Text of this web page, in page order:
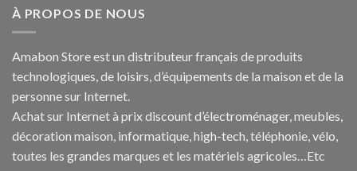
À PROPOS DE NOUS
Amabon Store est un distributeur français de produits
technologiques, de loisirs, d’équipements de la maison et de la
personne sur Internet.
Achat sur Internet à prix discount d’électroménager, meubles,
décoration maison, informatique, high-tech, téléphonie, vélo,
toutes les grandes marques et les matériels agricoles…Etc